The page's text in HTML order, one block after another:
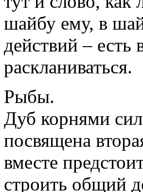
шайбу ему, в
действий – есть
раскланиваться.
Рыбы.
Дуб корнями
посвящена
вместе
строить общий